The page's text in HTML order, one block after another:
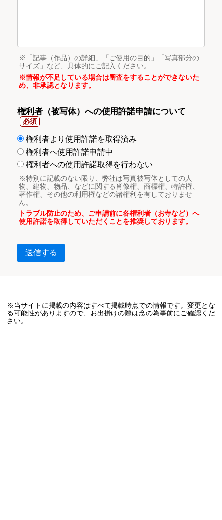
※「記事（作品）の詳細」「ご使用の目的」「写真部分の
サイズ」など、具体的にご記入ください。
※情報が不足している場合は審査をすることができないた
め、非承認となります。
権利者（被写体）への使用許諾申請について
権利者より使用許諾を取得済み
権利者へ使用許諾申請中
権利者への使用許諾取得を行わない
※特別に記載のない限り、弊社は写真被写体としての人
物、建物、物品、などに関する肖像権、商標権、特許権、
著作権、その他の利用権などの諸権利を有しておりませ
ん。
トラブル防止のため、ご申請前に各権利者（お寺など）へ
使用許諾を取得していただくことを推奨しております。
送信する
※当サイトに掲載の内容はすべて掲載時点での情報です。変更とな
る可能性がありますので、お出掛けの際は念の為事前にご確認くだ
さい。